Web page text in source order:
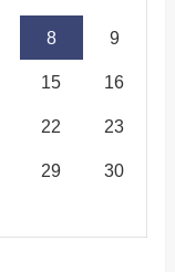
8 9
15 16
22 23
29 30